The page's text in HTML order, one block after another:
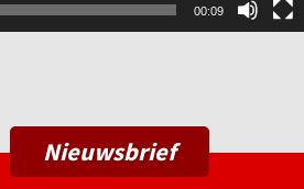
00:09
Nieuwsbrief